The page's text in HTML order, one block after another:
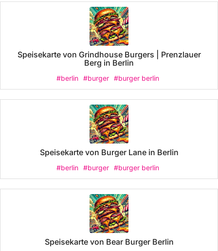
Speisekarte von Grindhouse Burgers | Prenzlauer
Berg in Berlin
#berlin #burger #burger berlin
Speisekarte von Burger Lane in Berlin
#berlin #burger #burger berlin
Speisekarte von Bear Burger Berlin